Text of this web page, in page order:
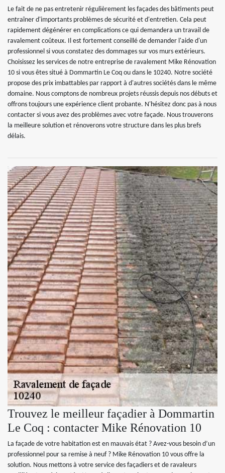
Le fait de ne pas entretenir régulièrement les façades des bâtiments peut
entraîner d'importants problèmes de sécurité et d'entretien. Cela peut
rapidement dégénérer en complications ce qui demandera un travail de
ravalement coûteux. Il est fortement conseillé de demander l'aide d'un
professionnel si vous constatez des dommages sur vos murs extérieurs.
Choisissez les services de notre entreprise de ravalement Mike Rénovation
10 si vous êtes situé à Dommartin Le Coq ou dans le 10240. Notre société
propose des prix imbattables par rapport à d'autres sociétés dans le même
domaine. Nous comptons de nombreux projets réussis depuis nos débuts et
offrons toujours une expérience client probante. N'hésitez donc pas à nous
contacter si vous avez des problèmes avec votre façade. Nous trouverons
la meilleure solution et rénoverons votre structure dans les plus brefs
délais.
Trouvez le meilleur façadier à Dommartin
Le Coq : contacter Mike Rénovation 10
La façade de votre habitation est en mauvais état ? Avez-vous besoin d’un
professionnel pour sa remise à neuf ? Mike Rénovation 10 vous offre la
solution. Nous mettons à votre service des façadiers et de ravaleurs